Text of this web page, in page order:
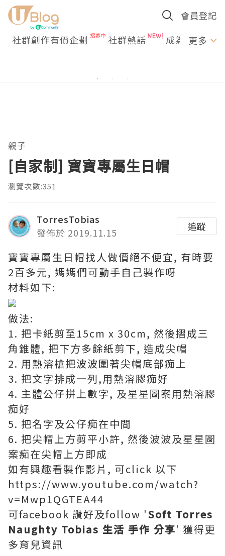
會員登記
社群創作有價企劃 社群熱話 成為U更多
親子
[自家制] 寶寶專屬生日帽
瀏覽次數:351
TorresTobias
發佈於 2019.11.15
追蹤
寶寶專屬生日帽找人做價絕不便宜, 有時要
2百多元, 媽媽們可動手自己製作呀
材料如下:
做法:
1. 把卡紙剪至15cm x 30cm, 然後摺成三
角錐體, 把下方多餘紙剪下, 造成尖帽
2. 用熱溶槍把波波圍著尖帽底部痴上
3. 把文字排成一列,用熱溶膠痴好
4. 主體公仔拼上數字, 及星星圖案用熱溶膠
痴好
5. 把名字及公仔痴在中間
6. 把尖帽上方剪平小許, 然後波波及星星圖
案痴在尖帽上方即成
如有興趣看製作影片, 可click 以下
https://www.youtube.com/watch?
v=Mwp1QGTEA44
可facebook 讚好及follow 'Soft Torres
Naughty Tobias 生活 手作 分享' 獲得更
多育兒資訊